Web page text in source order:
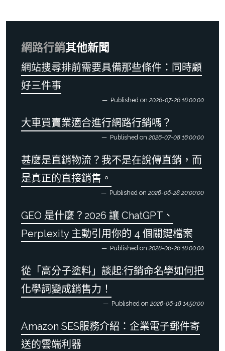
網路行銷其他新聞
網站搜尋排前需要具備那些條件：同時顧
好三件事
Published on 2026-07-26 16:00:00
大車買賣業適合進行網路行銷嗎？
Published on 2026-07-08 16:00:00
甚麼是直銷物流？我不是在說傳直銷，而
是真正的直接銷售。
Published on 2026-06-28 20:00:00
GEO 是什麼？2026 讓 ChatGPT、
Perplexity 主動引用你的 4 個關鍵檔案
Published on 2026-06-26 16:00:00
從「高分子塗料」談起:行銷命名學如何把
化學詞變成銷售力！
Published on 2026-06-18 14:50:00
Amazon SES服務介紹：企業電子郵件寄
送的雲端利器